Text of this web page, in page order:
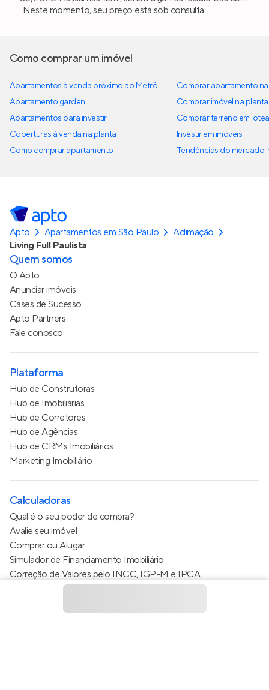
. Neste momento, seu preço está sob consulta.
Como comprar um imóvel
Apartamentos à venda próximo ao Metrô
Apartamento garden
Apartamentos para investir
Coberturas à venda na planta
Como comprar apartamento
Comprar apartamento
Comprar imóvel na planta
Comprar terreno em
Investir em imóveis
Tendências do mercado
Apto Apartamentos em São Paulo
Aclimação
Living Full Paulista
Quem somos
O Apto
Anunciar imóveis
Cases de Sucesso
Apto Partners
Fale conosco
Plataforma
Hub de Construtoras
Hub de Imobiliárias
Hub de Corretores
Hub de Agências
Hub de CRMs Imobiliários
Marketing Imobiliário
Calculadoras
Qual é o seu poder de compra?
Avalie seu imóvel
Comprar ou Alugar
Simulador de Financiamento Imobiliário
Correção de Valores pelo INCC, IGP-M e IPCA
Estimativa de valor do condomínio